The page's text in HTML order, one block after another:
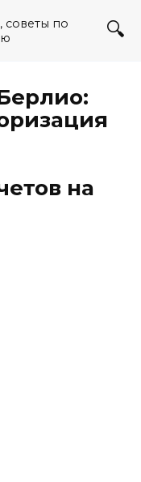
советы по
на